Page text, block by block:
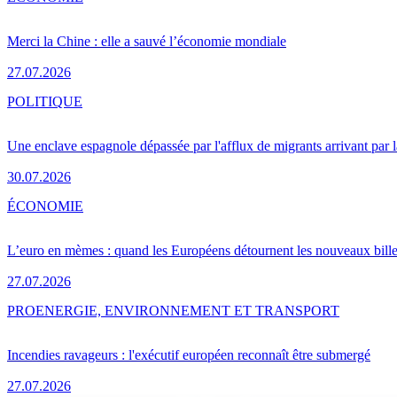
Merci la Chine : elle a sauvé l’économie mondiale
27.07.2026
Une enclave espagnole dépassée par l'afflux de migrants arrivant par
30.07.2026
POLITIQUE
L’euro en mèmes : quand les Européens détournent les nouveaux
27.07.2026
ÉCONOMIE
Incendies ravageurs : l'exécutif européen reconnaît être submergé
27.07.2026
PROENERGIE, ENVIRONNEMENT ET TRANSPORT